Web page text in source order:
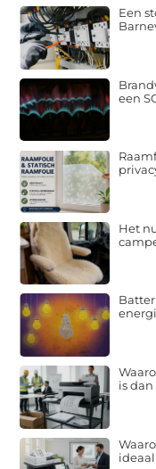
Een
een
Het
is